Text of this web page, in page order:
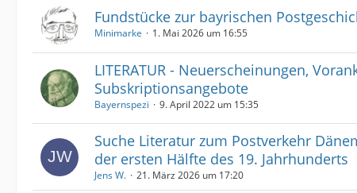
Fundstücke zur bayrischen
Minimarke 1. Mai 2026 um 16:55
LITERATUR - Neuerscheinungen,
Subskriptionsangebote
Bayernspezi 9. April 2022 um 15:35
Suche Literatur zum Postverkehr
der ersten Hälfte des 19. Jahrhunderts
Jens W. 21. März 2026 um 17:20